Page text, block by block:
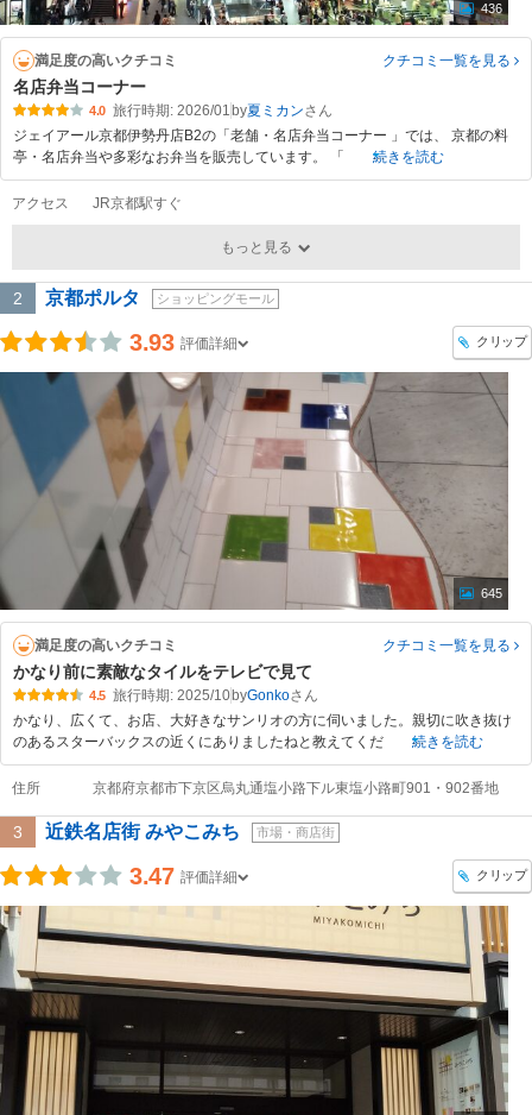
436
満足度の高いクチコミ クチコミ一覧を見る
名店弁当コーナー
4.0 旅行時期: 2026/01 by夏ミカン
ジェイアール京都伊勢丹店B2の「老舗・名店弁当コーナー 」では、 京都の料
亭・名店弁当や多彩なお弁当を販売しています。 「
続きを読む
アクセス JR京都駅すぐ
もっと見る
2 京都ポルタ ショッピングモール
3.93 評価詳細 クリップ
645
満足度の高いクチコミ クチコミ一覧を見る
かなり前に素敵なタイルをテレビで見て
4.5 旅行時期: 2025/10byGonko
かなり、広くて、お店、大好きなサンリオの方に伺いました。親切に吹き抜け
のあるスターバックスの近くにありましたねと教えてくだ
続きを読む
住所 京都府京都市下京区烏丸通塩小路下ル東塩小路町901・902番地
3 近鉄名店街 みやこみち 市場・商店街
3.47 評価詳細 クリップ